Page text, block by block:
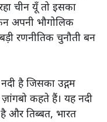
चीन यूँ तो इसका
अपनी भौगोलिक
रणनीतिक चुनौती बन
है जिसका उद्गम
कहते हैं। यह नदी
और तिब्बत, भारत